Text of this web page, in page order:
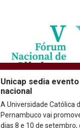
Unicap sedia
nacional
A Universidade Católica
Pernambuco vai
dias 8 e 10 de setembro,